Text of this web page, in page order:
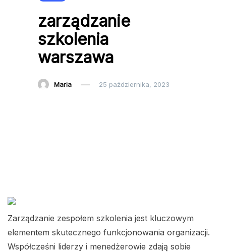
zarządzanie
szkolenia
warszawa
Maria 25 października, 2023
Zarządzanie zespołem szkolenia jest kluczowym
elementem skutecznego funkcjonowania organizacji.
Współcześni liderzy i menedżerowie zdają sobie